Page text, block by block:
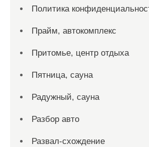
Политика
Прайм, автокомплекс
Притомье, центр отдыха
Пятница, сауна
Радужный, сауна
Разбор авто
Развал-схождение